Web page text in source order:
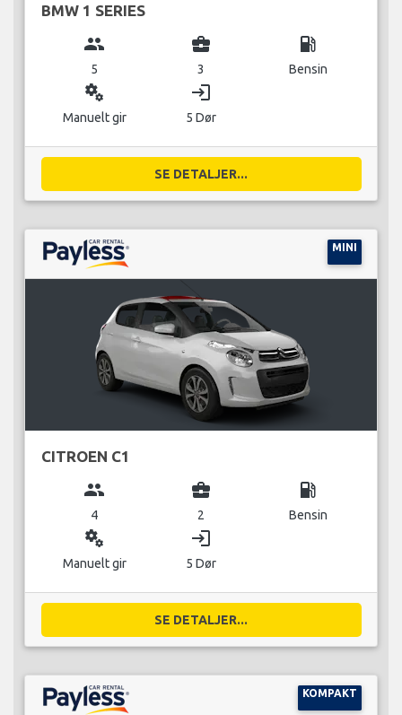
BMW 1 SERIES
group
5
business_center
3
local_gas_station
Bensin
miscellaneous_services
Manuelt gir
login
5 Dør
SE DETALJER...
MINI
CITROEN C1
group
4
business_center
2
local_gas_station
Bensin
miscellaneous_services
Manuelt gir
login
5 Dør
SE DETALJER...
KOMPAKT